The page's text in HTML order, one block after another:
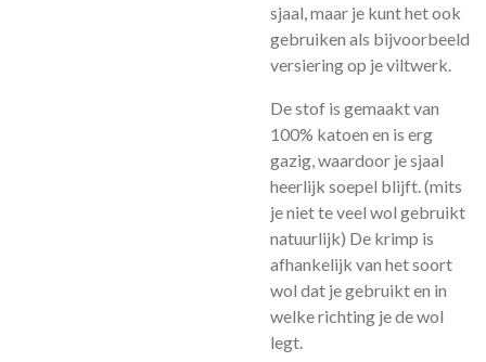
sjaal, maar je kunt het ook
gebruiken als bijvoorbeeld
versiering op je viltwerk.
De stof is gemaakt van
100% katoen en is erg
gazig, waardoor je sjaal
heerlijk soepel blijft. (mits
je niet te veel wol gebruikt
natuurlijk) De krimp is
afhankelijk van het soort
wol dat je gebruikt en in
welke richting je de wol
legt.